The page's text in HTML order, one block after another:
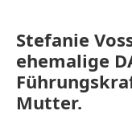
Stefanie
ehemalige
Mutter.